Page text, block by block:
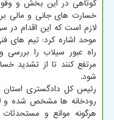
کوتاهی در این بخش و
خسارت های جانی و مالی
لازم است که این اقدام در
موحد اشاره کرد: تیم های
راه عبور سیلاب را
مرتفع کنند تا از تشدید
شود.
رئیس کل دادگستری استان
رودخانه ها مشخص شده و
هرگونه موانع و